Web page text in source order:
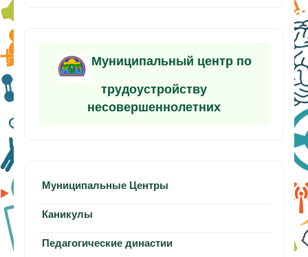
Муниципальный центр по
трудоустройству
несовершеннолетних
Муниципальные Центры
Каникулы
Педагогические династии